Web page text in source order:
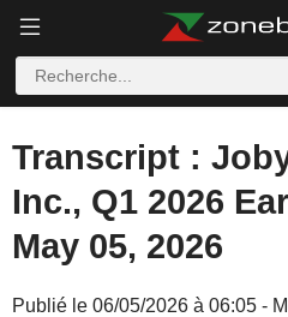
Transcript :
Inc., Q1 2026
May 05, 2026
Publié le 06/05/2026 à 06:05 -